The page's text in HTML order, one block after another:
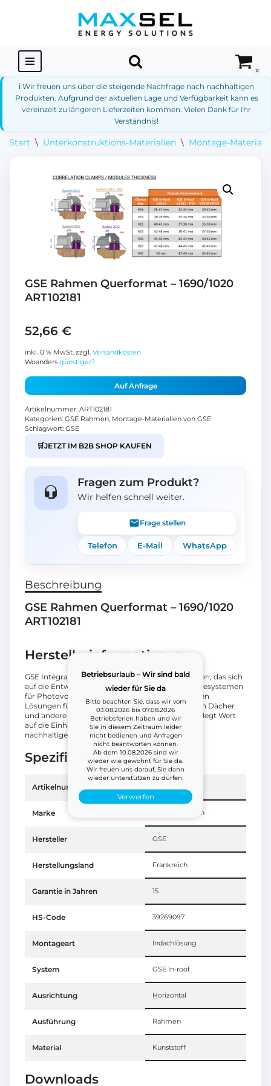
Betriebsurlaub – Wir sind bald
wieder für Sie da
Bitte beachten Sie, dass wir vom
03.08.2026 bis 07.08.2026
Betriebsferien haben und wir
Sie in diesem Zeitraum leider
nicht bedienen und Anfragen
nicht beantworten können.
Ab dem 10.08.2026 sind wir
wieder wie gewohnt für Sie da.
Wir freuen uns darauf, Sie dann
wieder unterstützen zu dürfen.
Verwerfen
springen
0
ℹ️ Wir freuen uns über die steigende Nachfrage nach nachhaltigen
Produkten. Aufgrund der aktuellen Lage und Verfügbarkeit kann es
vereinzelt zu längeren Lieferzeiten kommen. Vielen Dank für Ihr
Verständnis!
Start \ Unterkonstruktions-Materialien \ Montage-
GSE Rahmen Querformat – 1690/1020
ART102181
52,66 €
inkl. 0 % MwSt. zzgl. Versandkosten
Woanders günstiger?
Auf Anfrage
Artikelnummer: ART102181
Kategorien: GSE Rahmen, Montage-Materialien von GSE
Schlagwort: GSE
🛒JETZT IM B2B SHOP KAUFEN
Fragen zum Produkt?
Wir helfen schnell weiter.
Frage stellen
Telefon E-Mail WhatsApp
Beschreibung
GSE Rahmen Querformat – 1690/1020
ART102181
Herstellerinformationen
GSE Intégration ist ein französisches Unternehmen, das sich
auf die Entwicklung und Herstellung von Montagesystemen
für Photovoltaikanlagen spezialisiert hat. Sie bieten
Lösungen für die Integration von Solarmodulen in Dächer
und andere Gebäudestrukturen. GSE Intégration legt Wert
auf die Einhaltung hoher Qualitätsstandards und
nachhaltiger Produktionsprozesse.
Spezifikation
Artikelnummer
Marke GSE Integration
Hersteller GSE
Herstellungsland Frankreich
Garantie in Jahren 15
HS-Code 39269097
Montageart Indachlösung
System GSE In-roof
Ausrichtung Horizontal
Ausführung Rahmen
Material Kunststoff
Downloads